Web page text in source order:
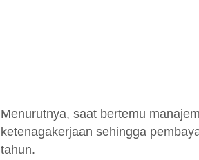
Menurutnya, saat bertemu
ketenagakerjaan sehingga
tahun.